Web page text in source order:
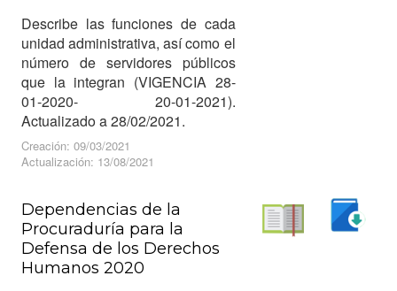
Describe las funciones de cada
unidad administrativa, así como el
número de servidores públicos
que la integran (VIGENCIA 28-
01-2020- 20-01-2021).
Actualizado a 28/02/2021.
Creación: 09/03/2021
Actualización: 13/08/2021
Dependencias de la
Procuraduría para la
Defensa de los Derechos
Humanos 2020